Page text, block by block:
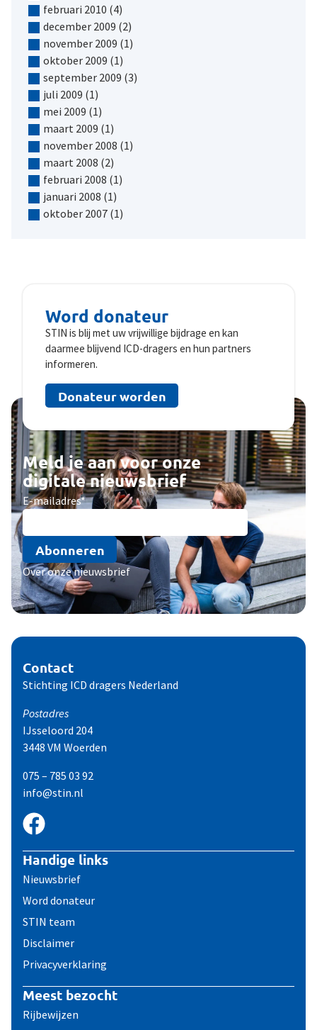
februari 2010 (4)
december 2009 (2)
november 2009 (1)
oktober 2009 (1)
september 2009 (3)
juli 2009 (1)
mei 2009 (1)
maart 2009 (1)
november 2008 (1)
maart 2008 (2)
februari 2008 (1)
januari 2008 (1)
oktober 2007(1)
Meld je aan voor onze
digitale nieuwsbrief
E-mailadres*
Abonneren
Over onze nieuwsbrief
Word donateur
STIN is blij met uw vrijwillige bijdrage en kan
daarmee blijvend ICD-dragers en hun partners
informeren.
Donateur worden
Contact
Stichting ICD dragers Nederland
Postadres
IJsseloord 204
3448 VM Woerden
075 – 785 03 92
info@stin.nl
Handige links
Nieuwsbrief
Word donateur
STIN team
Disclaimer
Privacyverklaring
Meest bezocht
Rijbewijzen